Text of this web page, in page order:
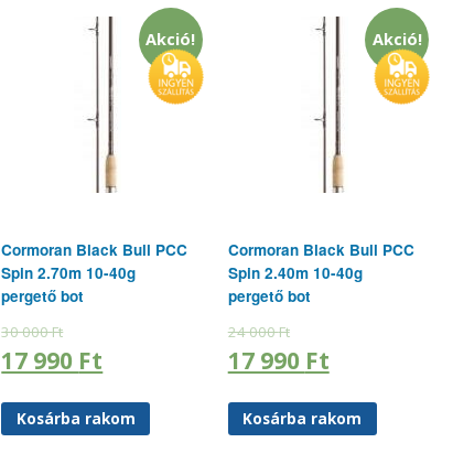
Akció!
Cormoran Black Bull PCC
Spin 2.70m 10-40g
pergető bot
30 000Ft
17 990 Ft
Kosárba rakom
Akció!
Cormoran Black Bull PCC
Spin 2.40m 10-40g
pergető bot
24 000Ft
17 990 Ft
Kosárba rakom